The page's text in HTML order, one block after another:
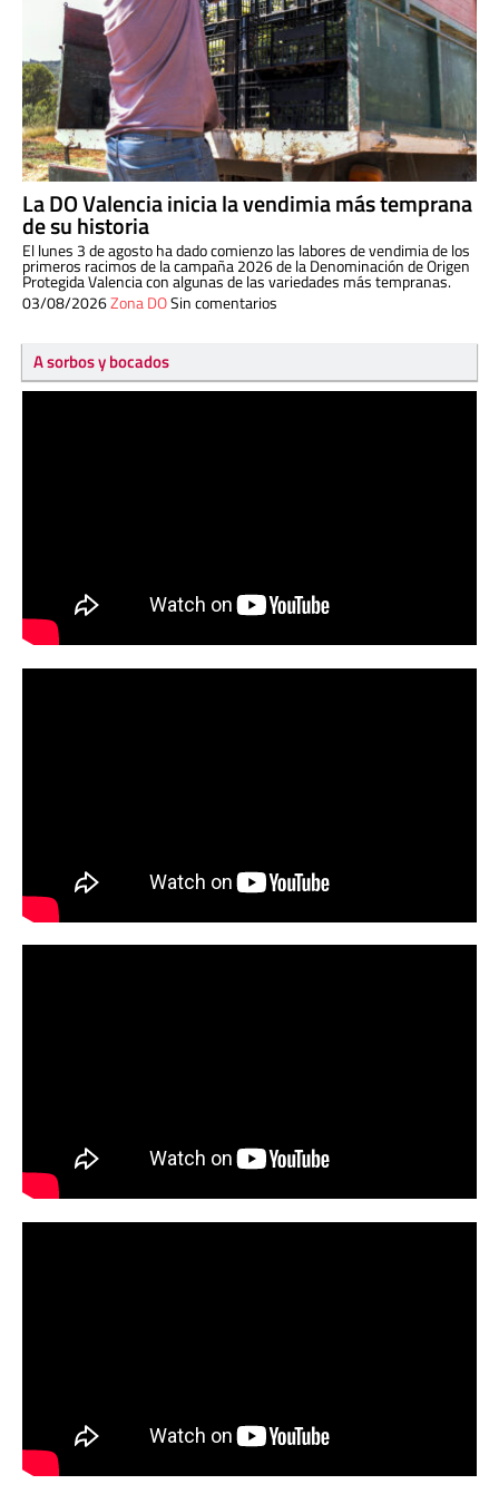
La DO Valencia inicia la vendimia más temprana
de su historia
El lunes 3 de agosto ha dado comienzo las labores de vendimia de los
primeros racimos de la campaña 2026 de la Denominación de Origen
Protegida Valencia con algunas de las variedades más tempranas.
03/08/2026Zona DOSin comentarios
A sorbos y bocados